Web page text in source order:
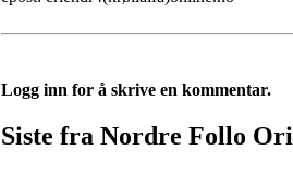
Logg inn for å skrive en kommentar.
Siste fra Nordre Follo